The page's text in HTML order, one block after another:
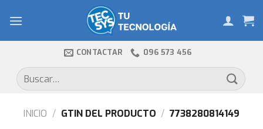
CONTACTAR 096 573 456
Buscar
por:
INICIO / GTIN DEL PRODUCTO / 7738280814149